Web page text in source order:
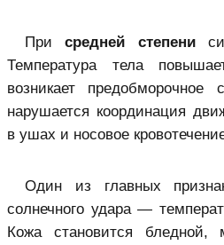
Присредней степени
Температура тела
возникает предобморочное
нарушается координация
в ушах и носовое
Один из главных
солнечного удара —
Кожа становится бледной,